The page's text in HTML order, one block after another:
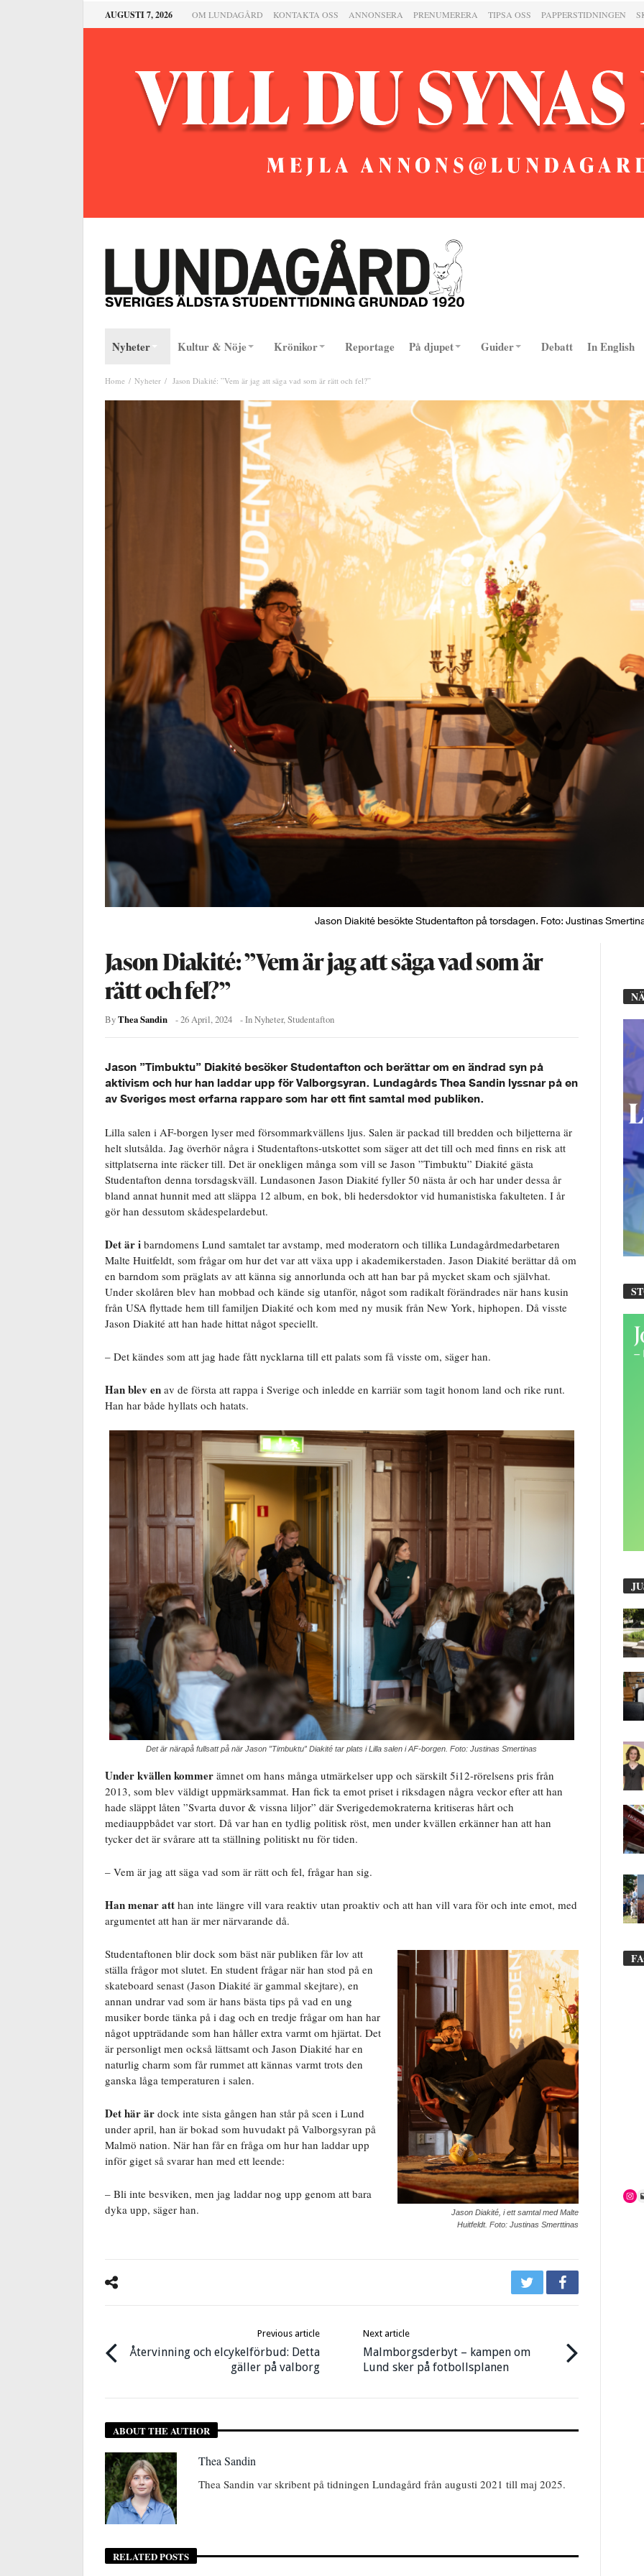
AUGUSTI 7, 2026 OM LUNDAGÅRD KONTAKTA OSS ANNONSERA PRENUMERERA TIPSA OSS PAPPERSTIDNINGEN
Nyheter Kultur & Nöje Krönikor Reportage På djupet Guider Debatt In English
Home Nyheter Jason Diakité: ”Vem är jag att säga vad som är rätt och fel?”
Jason Diakité besökte Studentafton på torsdagen. Foto: Justinas
Jason Diakité: ”Vem är jag att säga vad som är
rätt och fel?”
ByThea Sandin -26 April, 2024 - InNyheter,Studentafton
Jason ”Timbuktu” Diakité besöker Studentafton och berättar om en ändrad syn på
aktivism och hur han laddar upp för Valborgsyran. Lundagårds Thea Sandin lyssnar på en
av Sveriges mest erfarna rappare som har ett fint samtal med publiken.
Lilla salen i AF-borgen lyser med försommarkvällens ljus. Salen är packad till bredden och biljetterna är
helt slutsålda. Jag överhör några i Studentaftons-utskottet som säger att det till och med finns en risk att
sittplatserna inte räcker till. Det är onekligen många som vill se Jason ”Timbuktu” Diakité gästa
Studentafton denna torsdagskväll. Lundasonen Jason Diakité fyller 50 nästa år och har under dessa år
bland annat hunnit med att släppa 12 album, en bok, bli hedersdoktor vid humanistiska fakulteten. I år
gör han dessutom skådespelardebut.
Det är i barndomens Lund samtalet tar avstamp, med moderatorn och tillika Lundagårdmedarbetaren
Malte Huitfeldt, som frågar om hur det var att växa upp i akademikerstaden. Jason Diakité berättar då om
en barndom som präglats av att känna sig annorlunda och att han bar på mycket skam och självhat.
Under skolåren blev han mobbad och kände sig utanför, något som radikalt förändrades när hans kusin
från USA flyttade hem till familjen Diakité och kom med ny musik från New York, hiphopen. Då visste
Jason Diakité att han hade hittat något speciellt.
– Det kändes som att jag hade fått nycklarna till ett palats som få visste om, säger han.
Han blev en av de första att rappa i Sverige och inledde en karriär som tagit honom land och rike runt.
Han har både hyllats och hatats.
Det är närapå fullsatt på när Jason ”Timbuktu” Diakité tar plats i Lilla salen i AF-borgen. Foto: Justinas Smertinas
Under kvällen kommer ämnet om hans många utmärkelser upp och särskilt 5i12-rörelsens pris från
2013, som blev väldigt uppmärksammat. Han fick ta emot priset i riksdagen några veckor efter att han
hade släppt låten ”Svarta duvor & vissna liljor” där Sverigedemokraterna kritiseras hårt och
mediauppbådet var stort. Då var han en tydlig politisk röst, men under kvällen erkänner han att han
tycker det är svårare att ta ställning politiskt nu för tiden.
– Vem är jag att säga vad som är rätt och fel, frågar han sig.
Han menar att han inte längre vill vara reaktiv utan proaktiv och att han vill vara för och inte emot, med
argumentet att han är mer närvarande då.
Jason Diakité, i ett samtal med Malte
Huitfeldt. Foto: Justinas Smerttinas
Studentaftonen blir dock som bäst när publiken får lov att
ställa frågor mot slutet. En student frågar när han stod på en
skateboard senast (Jason Diakité är gammal skejtare), en
annan undrar vad som är hans bästa tips på vad en ung
musiker borde tänka på i dag och en tredje frågar om han har
något uppträdande som han håller extra varmt om hjärtat. Det
är personligt men också lättsamt och Jason Diakité har en
naturlig charm som får rummet att kännas varmt trots den
ganska låga temperaturen i salen.
Det här är dock inte sista gången han står på scen i Lund
under april, han är bokad som huvudakt på Valborgsyran på
Malmö nation. När han får en fråga om hur han laddar upp
inför giget så svarar han med ett leende:
– Bli inte besviken, men jag laddar nog upp genom att bara
dyka upp, säger han.
Previous article
Återvinning och elcykelförbud: Detta
gäller på valborg
Next article
Malmborgsderbyt – kampen om
Lund sker på fotbollsplanen
ABOUT THE AUTHOR
Thea Sandin
Thea Sandin var skribent på tidningen Lundagård från augusti 2021 till maj 2025.
RELATED POSTS